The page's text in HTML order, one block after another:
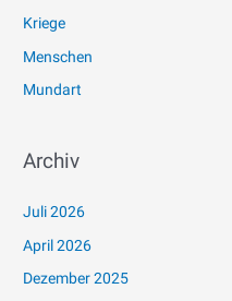
Kriege
Menschen
Mundart
Archiv
Juli 2026
April 2026
Dezember 2025